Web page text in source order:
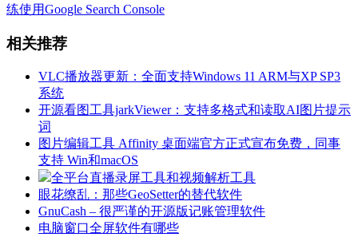
练使用Google Search Console
相关推荐
VLC播放器更新：全面支持Windows 11 ARM与XP SP3
系统
开源看图工具jarkViewer：支持多格式和读取AI图片提示
词
图片编辑工具 Affinity 桌面端官方正式宣布免费，同事
支持 Win和macOS
全平台直播录屏工具和视频解析工具
眼花缭乱：那些GeoSetter的替代软件
GnuCash – 很严谨的开源版记账管理软件
电脑窗口全屏软件有哪些